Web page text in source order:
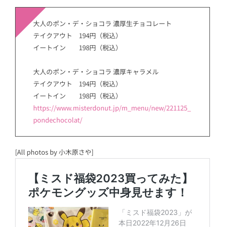
大人のポン・デ・ショコラ 濃厚生チョコレート
テイクアウト 194円（税込）
イートイン 198円（税込）
大人のポン・デ・ショコラ 濃厚キャラメル
テイクアウト 194円（税込）
イートイン 198円（税込）
https://www.misterdonut.jp/m_menu/new/221125_
pondechocolat/
[All photos by 小木原さや]